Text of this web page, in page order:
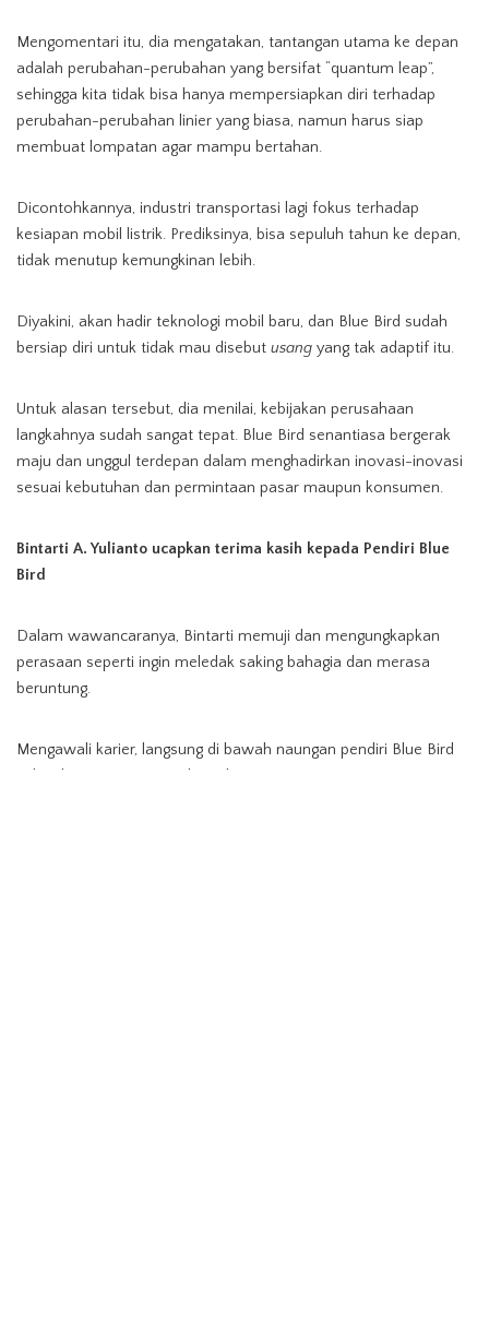
Mengomentari itu, dia mengatakan, tantangan utama ke depan
adalah perubahan-perubahan yang bersifat “quantum leap”,
sehingga kita tidak bisa hanya mempersiapkan diri terhadap
perubahan-perubahan linier yang biasa, namun harus siap
membuat lompatan agar mampu bertahan.
Dicontohkannya, industri transportasi lagi fokus terhadap
kesiapan mobil listrik. Prediksinya, bisa sepuluh tahun ke depan,
tidak menutup kemungkinan lebih.
Diyakini, akan hadir teknologi mobil baru, dan Blue Bird sudah
bersiap diri untuk tidak mau disebut usang yang tak adaptif itu.
Untuk alasan tersebut, dia menilai, kebijakan perusahaan
langkahnya sudah sangat tepat. Blue Bird senantiasa bergerak
maju dan unggul terdepan dalam menghadirkan inovasi-inovasi
sesuai kebutuhan dan permintaan pasar maupun konsumen.
Bintarti A. Yulianto ucapkan terima kasih kepada Pendiri Blue
Bird
Dalam wawancaranya, Bintarti memuji dan mengungkapkan
perasaan seperti ingin meledak saking bahagia dan merasa
beruntung.
Mengawali karier, langsung di bawah naungan pendiri Blue Bird
yakni Ibu Mutiara Fatimah Djokosoetono.